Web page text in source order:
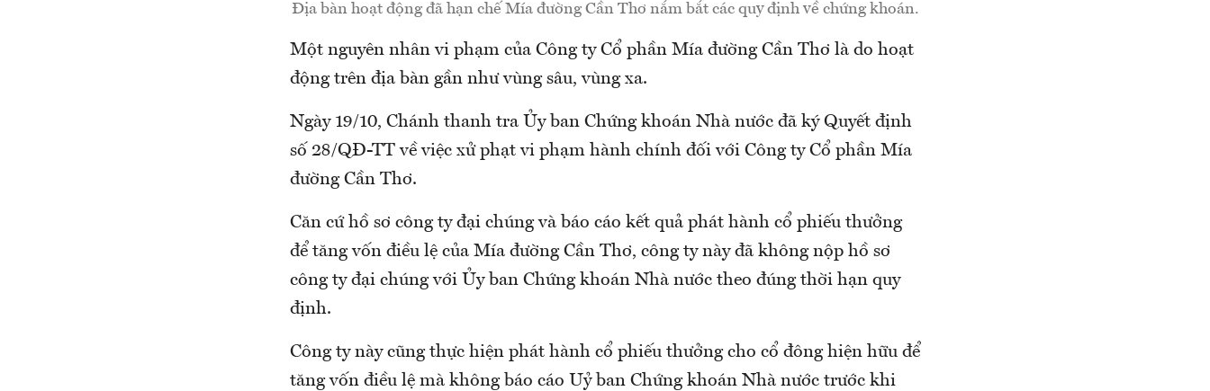
Địa bàn hoạt động đã hạn chế Mía đường Cần Thơ nắm bắt các quy định về chứng khoán.
Một nguyên nhân vi phạm của Công ty Cổ phần Mía đường Cần Thơ là do hoạt
động trên địa bàn gần như vùng sâu, vùng xa.
Ngày 19/10, Chánh thanh tra Ủy ban Chứng khoán Nhà nước đã ký Quyết định
số 28/QĐ-TT về việc xử phạt vi phạm hành chính đối với Công ty Cổ phần Mía
đường Cần Thơ.
Căn cứ hồ sơ công ty đại chúng và báo cáo kết quả phát hành cổ phiếu thưởng
để tăng vốn điều lệ của Mía đường Cần Thơ, công ty này đã không nộp hồ sơ
công ty đại chúng với Ủy ban Chứng khoán Nhà nước theo đúng thời hạn quy
định.
Công ty này cũng thực hiện phát hành cổ phiếu thưởng cho cổ đông hiện hữu để
tăng vốn điều lệ mà không báo cáo Uỷ ban Chứng khoán Nhà nước trước khi